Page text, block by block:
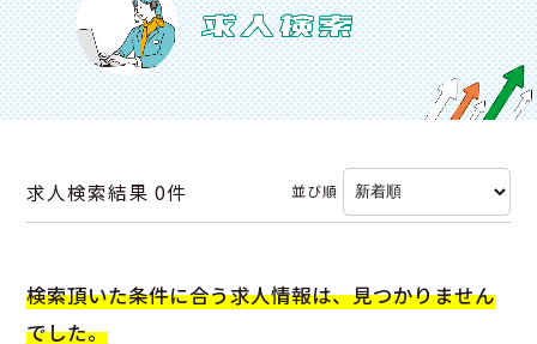
求人検索結果0件 並び順
検索頂いた条件に合う求人情報は、見つかりません
でした。